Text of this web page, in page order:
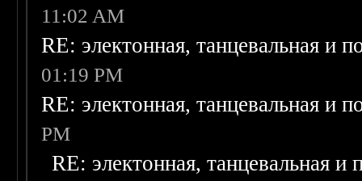
11:02 AM
RE: электонная, танцевальная и
01:19 PM
RE: электонная, танцевальная и
PM
RE: электонная, танцевальная и